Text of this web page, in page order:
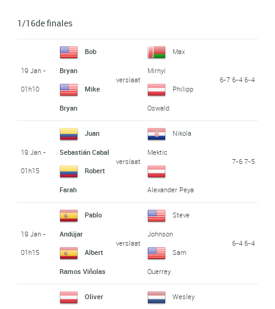
1/16de finales
19 Jan -
01h10
Bob
Bryan
Mike
Bryan
verslaat
Max
Mirnyi
Philipp
Oswald
6-7 6-4 6-4
19 Jan -
01h15
Juan
Sebastián Cabal
Robert
Farah
verslaat
Nikola
Mektic
Alexander Peya
7-6 7-5
19 Jan -
01h15
Pablo
Andújar
Albert
Ramos Viñolas
verslaat
Steve
Johnson
Sam
Querrey
6-4 6-4
Oliver Wesley